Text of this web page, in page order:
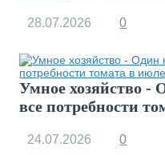
28.07.2026 0
Умное хозяйство -
все потребности
24.07.2026 0